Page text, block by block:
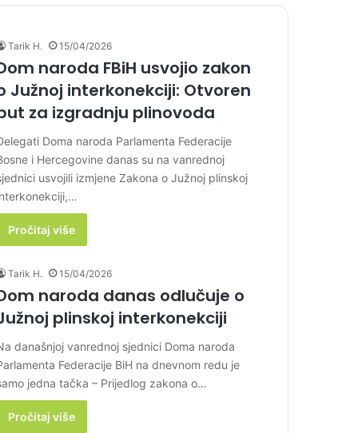
Tarik H. 15/04/2026
naroda FBiH usvojio zakon
Južnoj interkonekciji: Otvoren
za izgradnju plinovoda
Doma naroda Parlamenta Federacije
i Hercegovine danas su na vanrednoj
usvojili izmjene Zakona o Južnoj plinskoj
Pročitaj više
Tarik H. 15/04/2026
naroda danas odlučuje o
plinskoj interkonekciji
današnjoj vanrednoj sjednici Doma naroda
Federacije BiH na dnevnom redu je
jedna tačka – Prijedlog zakona o…
Pročitaj više